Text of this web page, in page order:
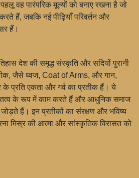
वह पारंपरिक मूल्यों को बनाए रखना है जो
हैं, जबकि नई पीढ़ियाँ परिवर्तन और
हैं।
देश की समृद्ध संस्कृति और सदियों पुरानी
जैसे ध्वज, Coat of Arms, और गान,
के प्रति एकता और गर्व का प्रतीक हैं। ये
तत्व के रूप में काम करते हैं और आधुनिक समाज
हैं। इन प्रतीकों का संरक्षण और भविष्य
मिस्र की आत्मा और सांस्कृतिक विरासत को